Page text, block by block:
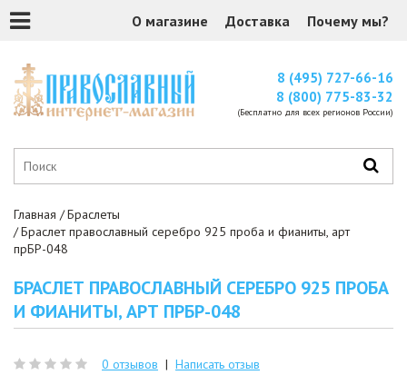
О магазине Доставка Почему мы?
8 (495) 727-66-16
8 (800) 775-83-32
(Бесплатно для всех регионов России)
Главная
Браслеты
Браслет православный серебро 925 проба и фианиты, арт
прБР-048
БРАСЛЕТ ПРАВОСЛАВНЫЙ СЕРЕБРО 925 ПРОБА
И ФИАНИТЫ, АРТ ПРБР-048
0 отзывов | Написать отзыв